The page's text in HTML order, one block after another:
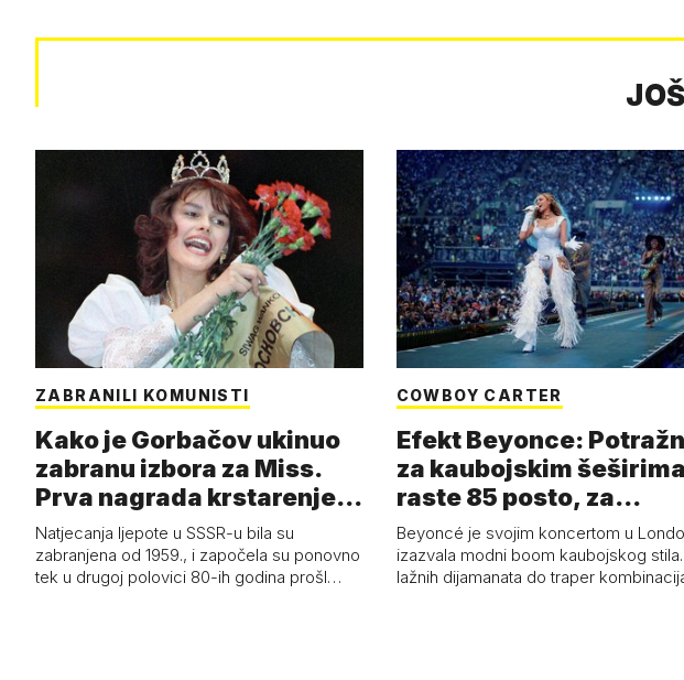
ZABRANILI KOMUNISTI
Kako je Gorbačov ukinuo
zabranu izbora za Miss.
Prva nagrada krstarenje
Jadran…
Natjecanja ljepote u SSSR-u bila su
zabranjena od 1959., i započela su ponovno
tek u drugoj polovici 80-ih godina prošl…
COWBOY CARTER
Efekt Beyonce:
za kaubojskim šeširima
raste 85 posto, za
čizmama 53 p…
Beyoncé je svojim koncertom u
izazvala modni boom kaubojskog
lažnih dijamanata do traper